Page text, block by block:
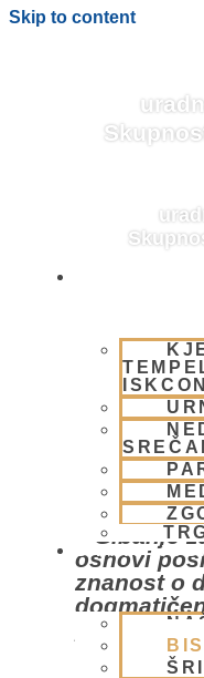
Skip to content
BHAKTI
BISTVENI
“Gibanje
osnovi
znanost o
popolnim